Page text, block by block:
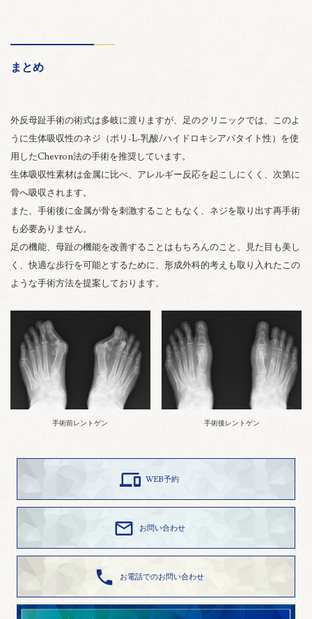
まとめ
外反母趾手術の術式は多岐に渡りますが、足のクリニックでは、このよ
うに生体吸収性のネジ（ポリ-L-乳酸/ハイドロキシアパタイト性）を使
用したChevron法の手術を推奨しています。
生体吸収性素材は金属に比べ、アレルギー反応を起こしにくく、次第に
骨へ吸収されます。
また、手術後に金属が骨を刺激することもなく、ネジを取り出す再手術
も必要ありません。
足の機能、母趾の機能を改善することはもちろんのこと、見た目も美し
く、快適な歩行を可能とするために、形成外科的考えも取り入れたこの
ような手術方法を提案しております。
手術前レントゲン 手術後レントゲン
 WEB予約
 お問い合わせ
 お電話でのお問い合わせ